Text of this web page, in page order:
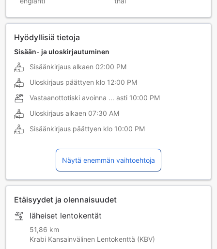
Hyödyllisiä tietoja
Sisään- ja uloskirjautuminen
Sisäänkirjaus alkaen 02:00 PM
Uloskirjaus päättyen klo 12:00 PM
Vastaanottotiski avoinna ... asti 10:00 PM
Uloskirjaus alkaen 07:30 AM
Sisäänkirjaus päättyen klo 10:00 PM
Näytä enemmän vaihtoehtoja
Etäisyydet ja olennaisuudet
läheiset lentokentät
51,86 km
Krabi Kansainvälinen Lentokenttä (KBV)